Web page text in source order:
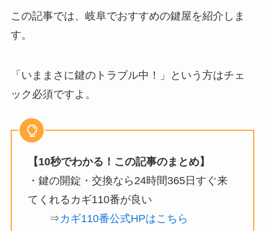
この記事では、岐阜でおすすめの鍵屋を紹介しま
す。
「いままさに鍵のトラブル中！」という方はチェ
ック必須ですよ。
【10秒でわかる！この記事のまとめ】
・鍵の開錠・交換なら24時間365日すぐ来
てくれるカギ110番が良い
⇒カギ110番公式HPはこちら